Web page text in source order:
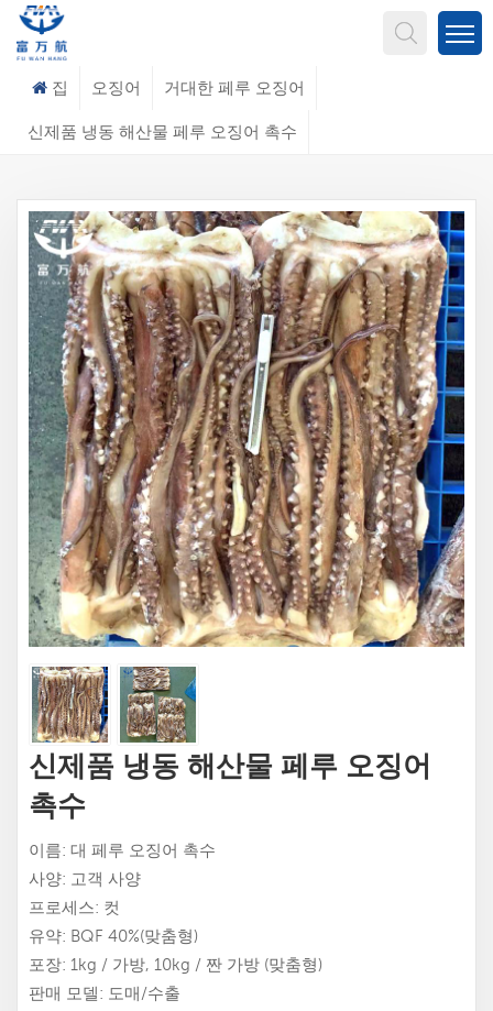
집 오징어 거대한 페루 오징어
신제품 냉동 해산물 페루 오징어 촉수
신제품 냉동 해산물 페루 오징어
촉수
이름: 대 페루 오징어 촉수
사양: 고객 사양
프로세스: 컷
유약: BQF 40%(맞춤형)
포장: 1kg / 가방, 10kg / 짠 가방 (맞춤형)
판매 모델: 도매/수출